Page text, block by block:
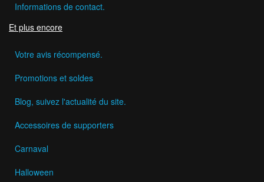
Informations de contact.
Et plus encore
Votre avis récompensé.
Promotions et soldes
Blog, suivez l'actualité du site.
Accessoires de supporters
Carnaval
Halloween